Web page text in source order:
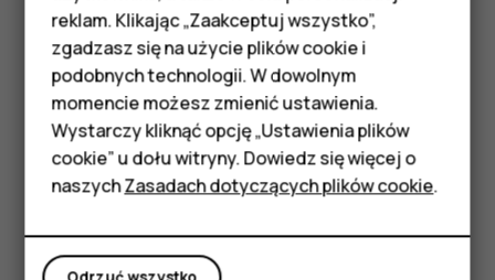
podstawowymi
Akcesoria
HMD Terra M
Tablety
Moje konto
Skieruj aparat w odpowiednią stronę i dostosuj
ostrość.
Dotknijpanorama_fish_eye.
Aby wrócić do trybu pełnego ekranu, dotknij
Pojedyncze
Wskazówka:Aby podczas robienia zdjęcia "obraz w
mniejszy obraz, dotknij go i przytrzymaj, a
następnie przesuń w odpowiednie miejsce.
reklam. Klikając „Zaakceptuj wszystko”,
zgadzasz się na użycie plików cookie i
podobnych technologii. W dowolnym
momencie możesz zmienić ustawienia.
Wystarczy kliknąć opcję „Ustawienia plików
cookie” u dołu witryny. Dowiedz się więcej o
naszychZasadach dotyczących plików cookie.